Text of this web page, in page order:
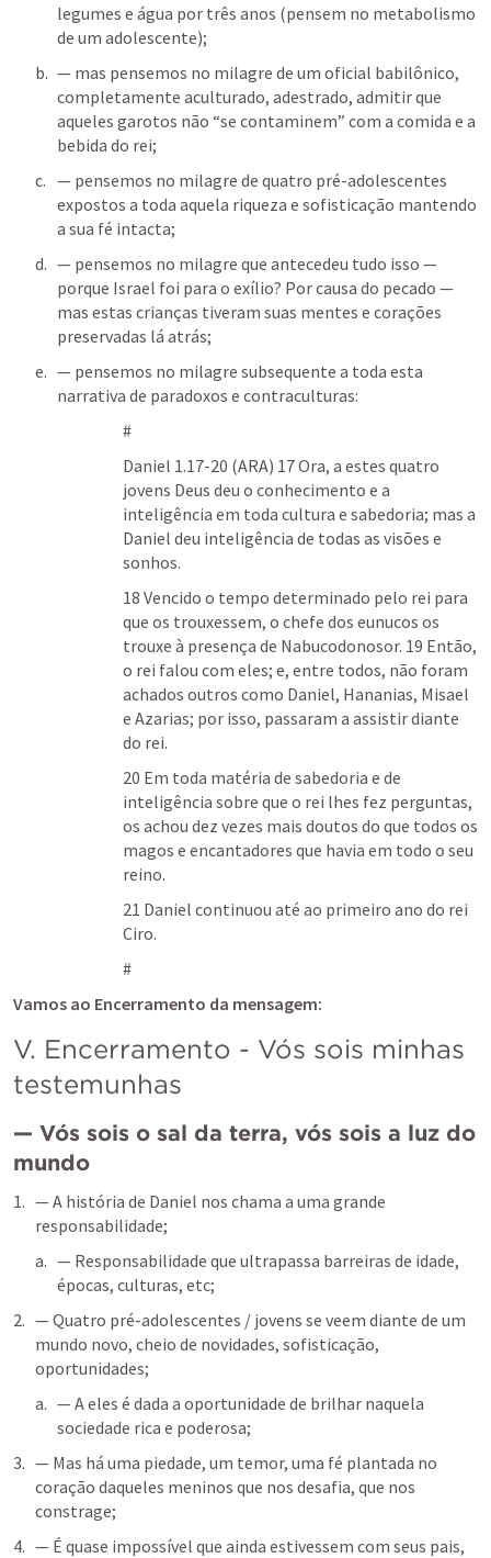
legumes e água por três anos (pensem no metabolismo
de um adolescente);
— mas pensemos no milagre de um oficial babilônico,
completamente aculturado, adestrado, admitir que
aqueles garotos não “se contaminem” com a comida e a
bebida do rei;
— pensemos no milagre de quatro pré-adolescentes
expostos a toda aquela riqueza e sofisticação mantendo
a sua fé intacta;
— pensemos no milagre que antecedeu tudo isso —
porque Israel foi para o exílio? Por causa do pecado —
mas estas crianças tiveram suas mentes e corações
preservadas lá atrás;
— pensemos no milagre subsequente a toda esta
narrativa de paradoxos e contraculturas:
#
Daniel 1.17-20 (ARA) 17 Ora, a estes quatro
jovens Deus deu o conhecimento e a
inteligência em toda cultura e sabedoria; mas a
Daniel deu inteligência de todas as visões e
sonhos.
18 Vencido o tempo determinado pelo rei para
que os trouxessem, o chefe dos eunucos os
trouxe à presença de Nabucodonosor. 19 Então,
o rei falou com eles; e, entre todos, não foram
achados outros como Daniel, Hananias, Misael
e Azarias; por isso, passaram a assistir diante
do rei.
20 Em toda matéria de sabedoria e de
inteligência sobre que o rei lhes fez perguntas,
os achou dez vezes mais doutos do que todos os
magos e encantadores que havia em todo o seu
reino.
21 Daniel continuou até ao primeiro ano do rei
Ciro.
#
Vamos ao Encerramento da mensagem:
V. Encerramento - Vós sois minhas
testemunhas
— Vós sois o sal da terra, vós sois a luz do
mundo
— A história de Daniel nos chama a uma grande
responsabilidade;
— Responsabilidade que ultrapassa barreiras de idade,
épocas, culturas, etc;
— Quatro pré-adolescentes / jovens se veem diante de um
mundo novo, cheio de novidades, sofisticação,
oportunidades;
— A eles é dada a oportunidade de brilhar naquela
sociedade rica e poderosa;
— Mas há uma piedade, um temor, uma fé plantada no
coração daqueles meninos que nos desafia, que nos
constrage;
— É quase impossível que ainda estivessem com seus pais,